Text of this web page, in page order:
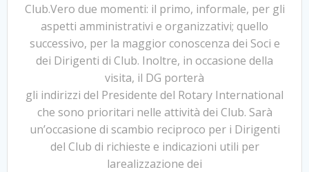
Club.Vero due momenti: il primo, informale, per gli
aspetti amministrativi e organizzativi; quello
successivo, per la maggior conoscenza dei Soci e
dei Dirigenti di Club. Inoltre, in occasione della
visita, il DG porterà
gli indirizzi del Presidente del Rotary International
che sono prioritari nelle attività dei Club. Sarà
un’occasione di scambio reciproco per i Dirigenti
del Club di richieste e indicazioni utili per
larealizzazione dei